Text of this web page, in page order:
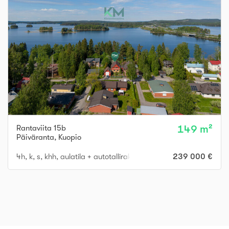
Rantaviita 15b
Päiväranta, Kuopio
149 m²
4h, k, s, khh, aulatila + autotallirakennus 239 000 €